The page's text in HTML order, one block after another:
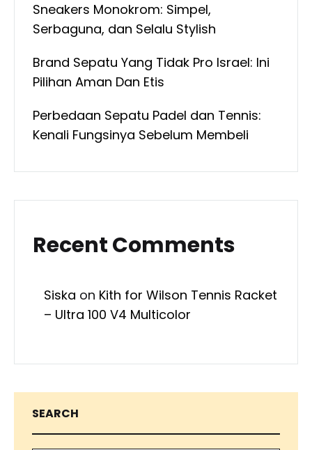
Sneakers Monokrom: Simpel,
Serbaguna, dan Selalu Stylish
Brand Sepatu Yang Tidak Pro Israel: Ini
Pilihan Aman Dan Etis
Perbedaan Sepatu Padel dan Tennis:
Kenali Fungsinya Sebelum Membeli
Recent Comments
Siska on Kith for Wilson Tennis Racket
– Ultra 100 V4 Multicolor
SEARCH